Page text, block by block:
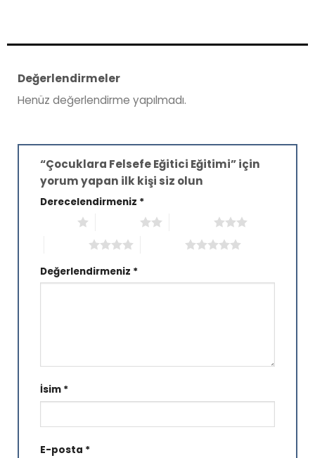
Değerlendirmeler
Henüz değerlendirme yapılmadı.
“Çocuklara Felsefe Eğitici Eğitimi” için
yorum yapan ilk kişi siz olun
Derecelendirmeniz *
Değerlendirmeniz *
İsim *
E-posta *